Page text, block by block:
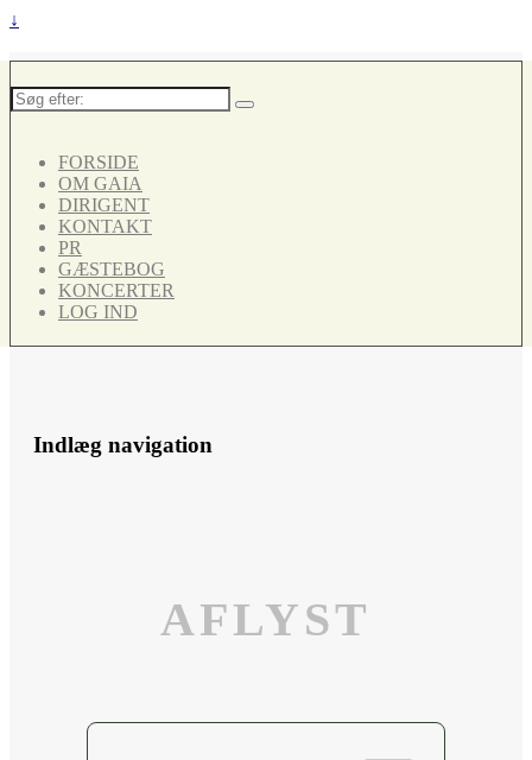
↓
Søg
efter:
FORSIDE
OM GAIA
DIRIGENT
KONTAKT
PR
GÆSTEBOG
KONCERTER
LOG IND
Indlæg navigation
AFLYST